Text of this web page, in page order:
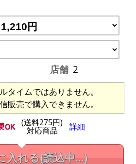
店舗 2
タイムではありません。
販売で購入できません。
(送料275円)
対応商品 詳細
入れる(読込中...)